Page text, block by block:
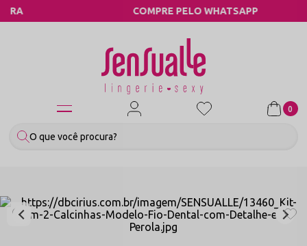
COMPRE PELO WHATSAPP
0